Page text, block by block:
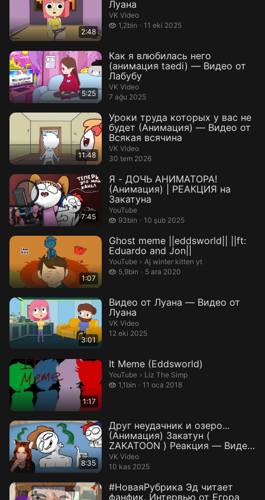
2:48
Луана
VK Video
1,2bin
1,2 bin izleme11 eki 2025
5:25
Как я влюбилась него
(анимация taedi) — Видео от
Лабубу
VK Video
7 ağu 2025
11:48
Уроки труда которых у вас не
будет (Анимация) — Видео от
Всякая всячина
VK Video
30 tem 2026
7:45
Я - ДОЧЬ АНИМАТОРА!
(Анимация) | РЕАКЦИЯ на
Закатуна
YouTube
93bin
93 bin izleme10 şub 2025
1:07
Ghost meme ||eddsworld|| ||ft:
Eduardo and Jon||
YouTube › Aj winter kitten yt.
Aj winter kitten yt
5,9bin
5,9 bin izleme5 ara 2020
3:01
Видео от Луана — Видео от
Луана
VK Video
12 eki 2025
1:17
It Meme (Eddsworld)
YouTube › Liz The Simp.
Liz The Simp
1,1bin
1,1 bin izleme11 oca 2018
8:35
Друг неудачник и озеро...
(Анимация) Закатун (
ZAKATOON ) Реакция — Видео
от Tik-Tok ...
VK Video
10 kas 2025
#НоваяРубрика Эд читает
фанфик. Интервью от Егора